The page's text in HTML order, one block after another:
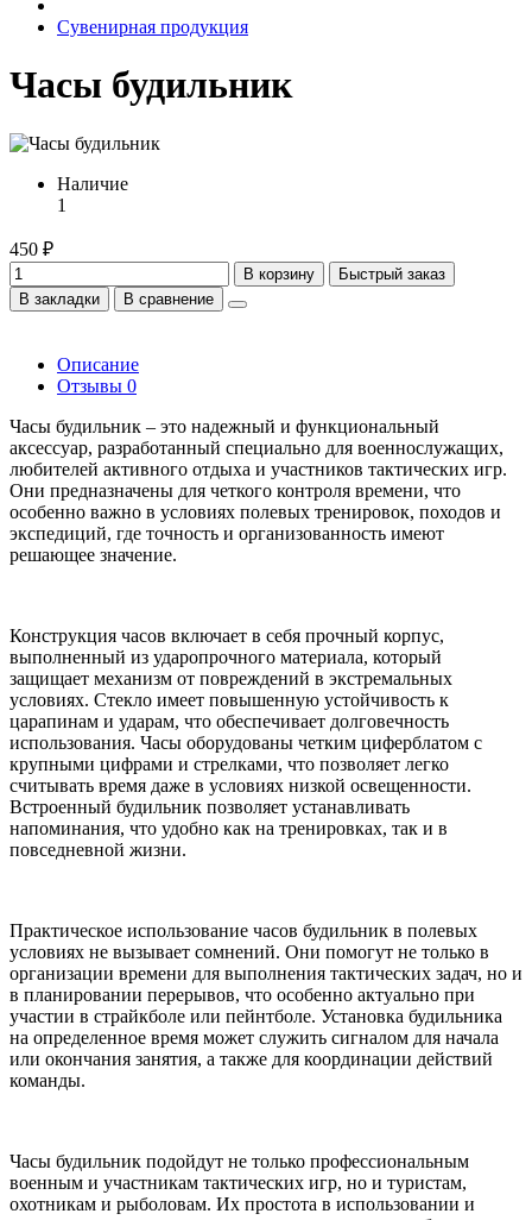
Сувенирная продукция
Часы будильник
Наличие
1
450 ₽
В корзину
Быстрый заказ
В закладки
В сравнение
Описание
Отзывы 0
Часы будильник – это надежный и функциональный
аксессуар, разработанный специально для военнослужащих,
любителей активного отдыха и участников тактических игр.
Они предназначены для четкого контроля времени, что
особенно важно в условиях полевых тренировок, походов и
экспедиций, где точность и организованность имеют
решающее значение.
Конструкция часов включает в себя прочный корпус,
выполненный из ударопрочного материала, который
защищает механизм от повреждений в экстремальных
условиях. Стекло имеет повышенную устойчивость к
царапинам и ударам, что обеспечивает долговечность
использования. Часы оборудованы четким циферблатом с
крупными цифрами и стрелками, что позволяет легко
считывать время даже в условиях низкой освещенности.
Встроенный будильник позволяет устанавливать
напоминания, что удобно как на тренировках, так и в
повседневной жизни.
Практическое использование часов будильник в полевых
условиях не вызывает сомнений. Они помогут не только в
организации времени для выполнения тактических задач, но и
в планировании перерывов, что особенно актуально при
участии в страйкболе или пейнтболе. Установка будильника
на определенное время может служить сигналом для начала
или окончания занятия, а также для координации действий
команды.
Часы будильник подойдут не только профессиональным
военным и участникам тактических игр, но и туристам,
охотникам и рыболовам. Их простота в использовании и